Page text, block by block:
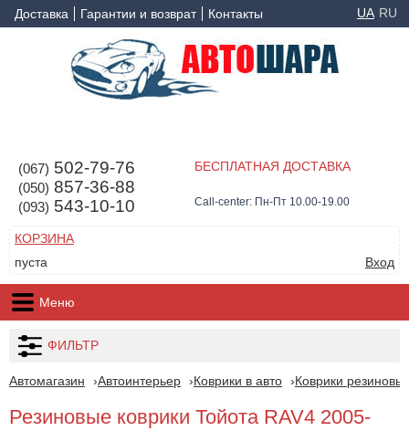
Доставка Гарантии и возврат Контакты UA RU
(067) 502-79-76
(050) 857-36-88
(093) 543-10-10
БЕСПЛАТНАЯ ДОСТАВКА
Call-center: Пн-Пт 10.00-19.00
КОРЗИНА
пуста
Вход
Меню
ФИЛЬТР
Автомагазин Автоинтерьер Коврики в авто Коврики
Резиновые коврики Тойота RAV4 2005-